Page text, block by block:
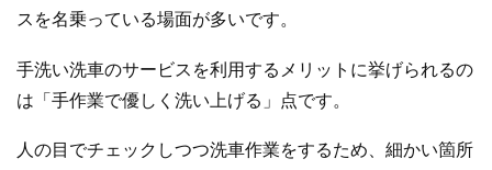
スを名乗っている場面が多いです。
手洗い洗車のサービスを利用するメリットに挙げられるの
は「手作業で優しく洗い上げる」点です。
人の目でチェックしつつ洗車作業をするため、細かい箇所